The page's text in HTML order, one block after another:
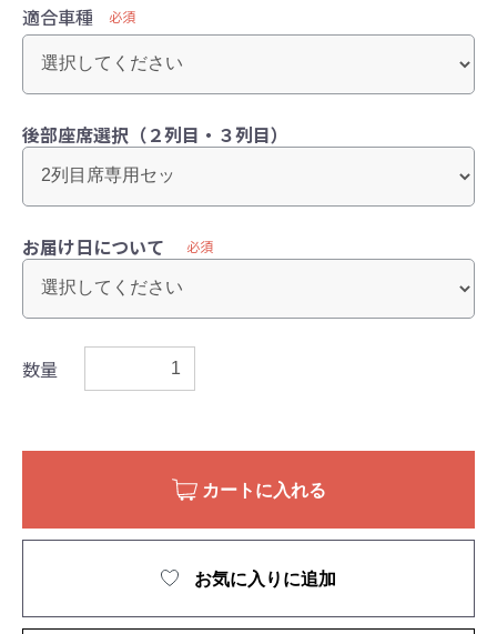
適合車種 必須
後部座席選択（２列目・３列目）
お届け日について 必須
数量
カートに入れる
お気に入りに追加